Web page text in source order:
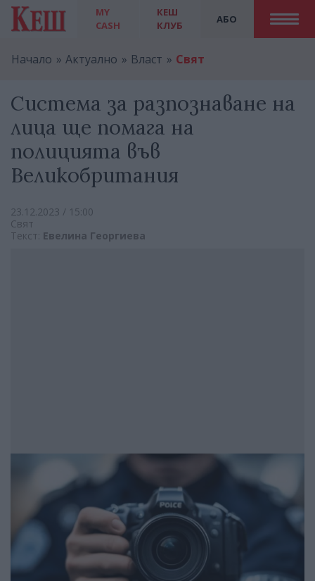
MY
CASH
АБО
КЕШ
КЛУБ
Начало Актуално Власт Свят
Система за разпознаване на
лица ще помага на
полицията във
Великобритания
23.12.2023 / 15:00
Свят
Текст: Евелина Георгиева